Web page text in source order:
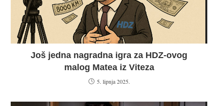
Još jedna nagradna igra za HDZ-ovog
malog Matea iz Viteza
5. lipnja 2025.